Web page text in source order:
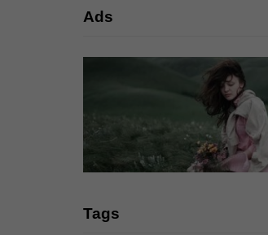
Ads
Tags